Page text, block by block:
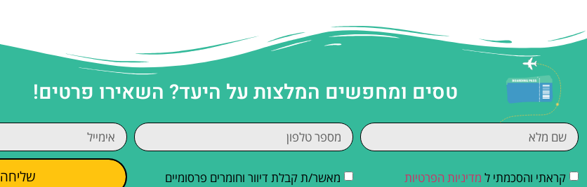
טסים ומחפשים המלצות על היעד? השאירו פרטים!
קראתי והסכמתי ל מדיניות הפרטיות מאשר/ת קבלת דיוור וחומרים פרסומיים שליחה